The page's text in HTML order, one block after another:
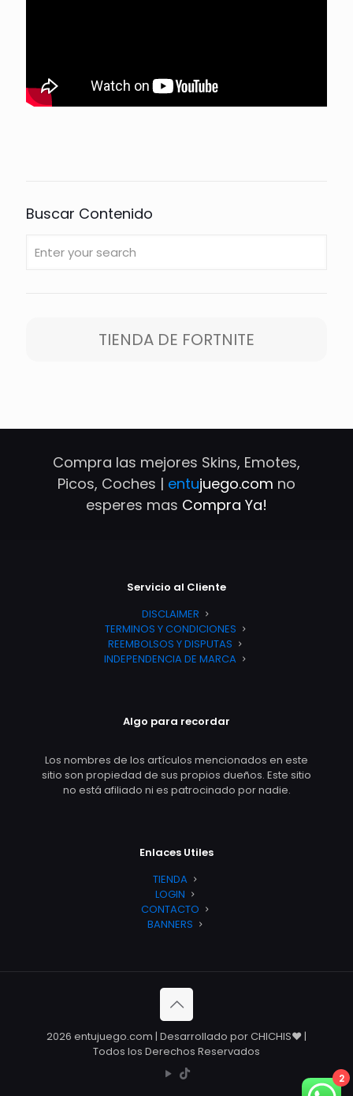
Buscar Contenido
TIENDA DE FORTNITE
Compra las mejores Skins, Emotes,
Picos, Coches | entujuego.com no
esperes mas Compra Ya!
Servicio al Cliente
DISCLAIMER
TERMINOS Y CONDICIONES
REEMBOLSOS Y DISPUTAS
INDEPENDENCIA DE MARCA
Algo para recordar
Los nombres de los artículos mencionados en este
sitio son propiedad de sus propios dueños. Este sitio
no está afiliado ni es patrocinado por nadie.
Enlaces Utiles
TIENDA
LOGIN
CONTACTO
BANNERS
2026 entujuego.com | Desarrollado por CHICHIS❤️ |
Todos los Derechos Reservados
2